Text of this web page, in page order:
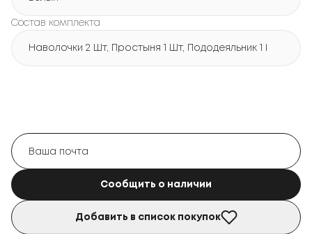
Состав комплекта
Наволочки 2 Шт, Простыня 1 Шт, Пододеяльник 1 Шт
Сообщить о наличии
Добавить в список покупок